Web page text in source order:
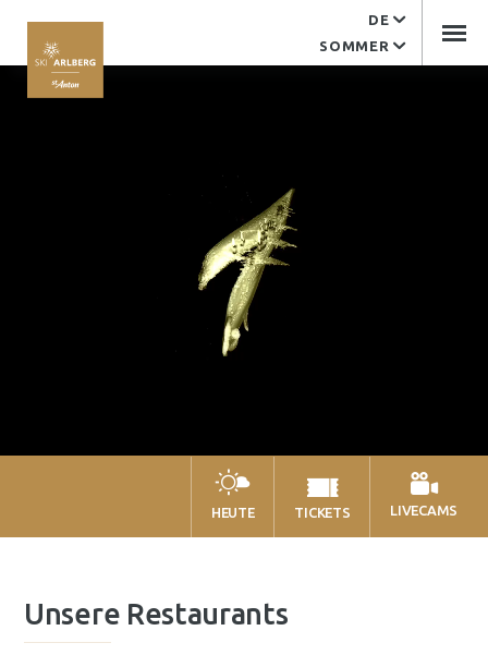
DE
SOMMER
Service
Arlberger Bergbahnen
LIVECAMS
TICKETS
HEUTE
Unsere Restaurants